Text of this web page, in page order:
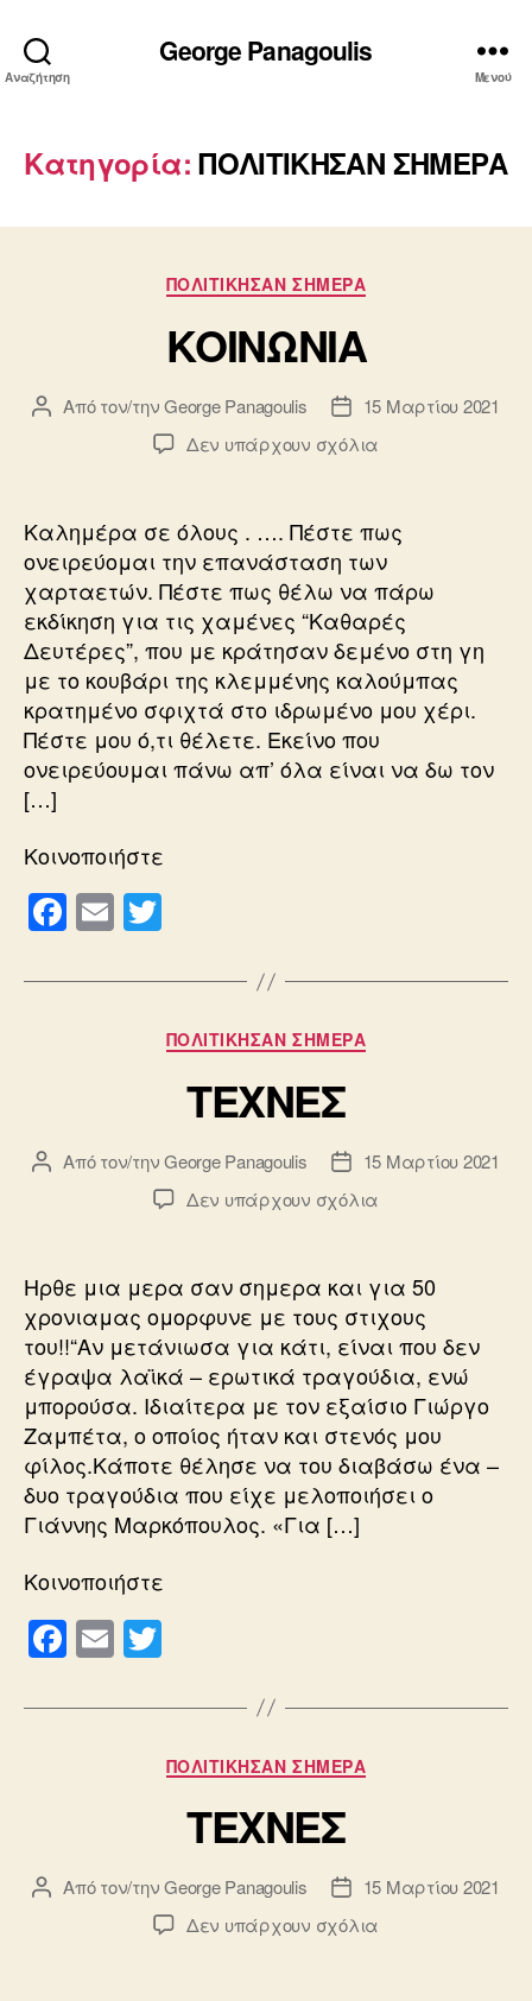
Αναζήτηση
George Panagoulis
Μενού
Κατηγορία: ΠΟΛΙΤΙΚΗΣΑΝ ΣΗΜΕΡΑ
Κατηγορίες
ΠΟΛΙΤΙΚΗΣΑΝ ΣΗΜΕΡΑ
ΚΟΙΝΩΝΙΑ
Συντάκτης
Από τον/τηνGeorge Panagoulis
Ημ.
δημοσίευσης
15 Μαρτίου 2021
Δεν υπάρχουν σχόλια
Καλημέρα σε όλους . …. Πέστε πως
ονειρεύομαι την επανάσταση των
χαρταετών. Πέστε πως θέλω να πάρω
εκδίκηση για τις χαμένες “Καθαρές
Δευτέρες”, που με κράτησαν δεμένο στη γη
με το κουβάρι της κλεμμένης καλούμπας
κρατημένο σφιχτά στο ιδρωμένο μου χέρι.
Πέστε μου ό,τι θέλετε. Εκείνο που
ονειρεύουμαι πάνω απ’ όλα είναι να δω τον
[…]
Κοινοποιήστε
F
c
o
k
E
ailtt
er Κατηγορίες
ΠΟΛΙΤΙΚΗΣΑΝ ΣΗΜΕΡΑ
TEXNEΣ
Συντάκτης
Από τον/τηνGeorge Panagoulis
Ημ.
δημοσίευσης
15 Μαρτίου 2021
Δεν υπάρχουν σχόλια
Ηρθε μια μερα σαν σημερα και για 50
χρονιαμας ομορφυνε με τους στιχους
του!!“Αν μετάνιωσα για κάτι, είναι που δεν
έγραψα λαϊκά – ερωτικά τραγούδια, ενώ
μπορούσα. Ιδιαίτερα με τον εξαίσιο Γιώργο
Ζαμπέτα, ο οποίος ήταν και στενός μου
φίλος.Κάποτε θέλησε να του διαβάσω ένα –
δυο τραγούδια που είχε μελοποιήσει ο
Γιάννης Μαρκόπουλος. «Για […]
Κοινοποιήστε
F
a
c
o
k
E
m
ailtt
er Κατηγορίες
ΠΟΛΙΤΙΚΗΣΑΝ ΣΗΜΕΡΑ
TEXNEΣ
Συντάκτης
Από τον/τηνGeorge Panagoulis
Ημ.
δημοσίευσης
15 Μαρτίου 2021
Δεν υπάρχουν σχόλια